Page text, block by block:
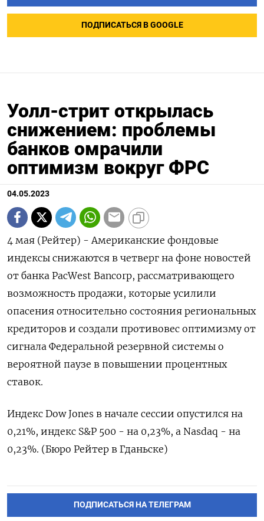
ПОДПИСАТЬСЯ В GOOGLE
Уолл-стрит открылась
снижением: проблемы
банков омрачили
оптимизм вокруг ФРС
04.05.2023
4 мая (Рейтер) - Американские фондовые
индексы снижаются в четверг на фоне новостей
от банка PacWest Bancorp, рассматривающего
возможность продажи, которые усилили
опасения относительно состояния региональных
кредиторов и создали противовес оптимизму от
сигнала Федеральной резервной системы о
вероятной паузе в повышении процентных
ставок.
Индекс Dow Jones в начале сессии опустился на
0,21%, индекс S&P 500 - на 0,23%, а Nasdaq - на
0,23%. (Бюро Рейтер в Гданьске)
ПОДПИСАТЬСЯ НА ТЕЛЕГРАМ